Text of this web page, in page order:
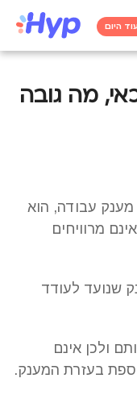
היום
מה גובה
עבודה, הוא
מרוויחים
שנועד לעודד
ולכן אינם
בעזרת המענק.